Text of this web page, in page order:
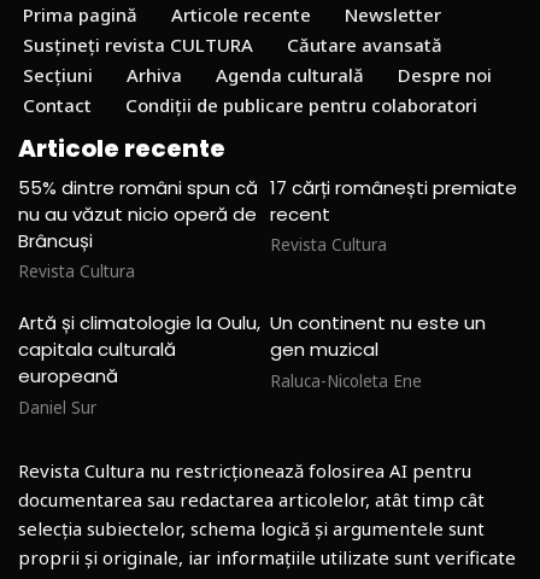
Prima pagină
Articole recente
Newsletter
Susțineți revista CULTURA
Căutare avansată
Secțiuni
Arhiva Agenda culturală
Despre noi
Contact
Condiții de publicare pentru colaboratori
Articole recente
55% dintre români spun că
nu au văzut nicio operă de
Brâncuși
Revista Cultura
17 cărți românești premiate
recent
Revista Cultura
Artă și climatologie la Oulu,
capitala culturală
europeană
Daniel Sur
Un continent nu este un
gen muzical
Raluca-Nicoleta Ene
Revista Cultura nu restricționează folosirea AI pentru
documentarea sau redactarea articolelor, atât timp cât
selecția subiectelor, schema logică și argumentele sunt
proprii și originale, iar informațiile utilizate sunt verificate